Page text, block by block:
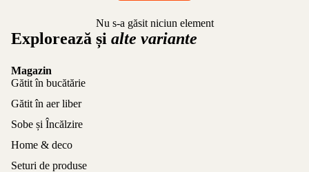
Nu s-a găsit niciun element
Explorează și alte variante
Magazin
Gătit în bucătărie
Gătit în aer liber
Sobe și Încălzire
Home & deco
Seturi de produse